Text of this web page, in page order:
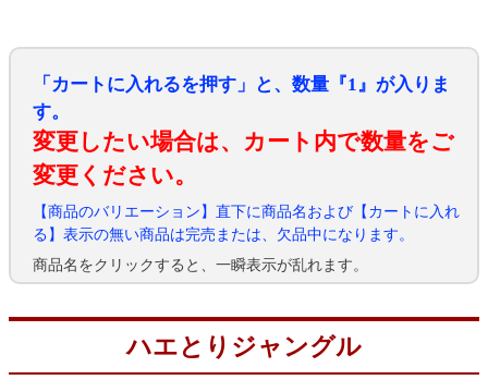
「カートに入れるを押す」と、数量『1』が入りま
す。
変更したい場合は、カート内で数量をご
変更ください。
【商品のバリエーション】直下に商品名および【カートに入れ
る】表示の無い商品は完売または、欠品中になります。
商品名をクリックすると、一瞬表示が乱れます。
ハエとりジャングル